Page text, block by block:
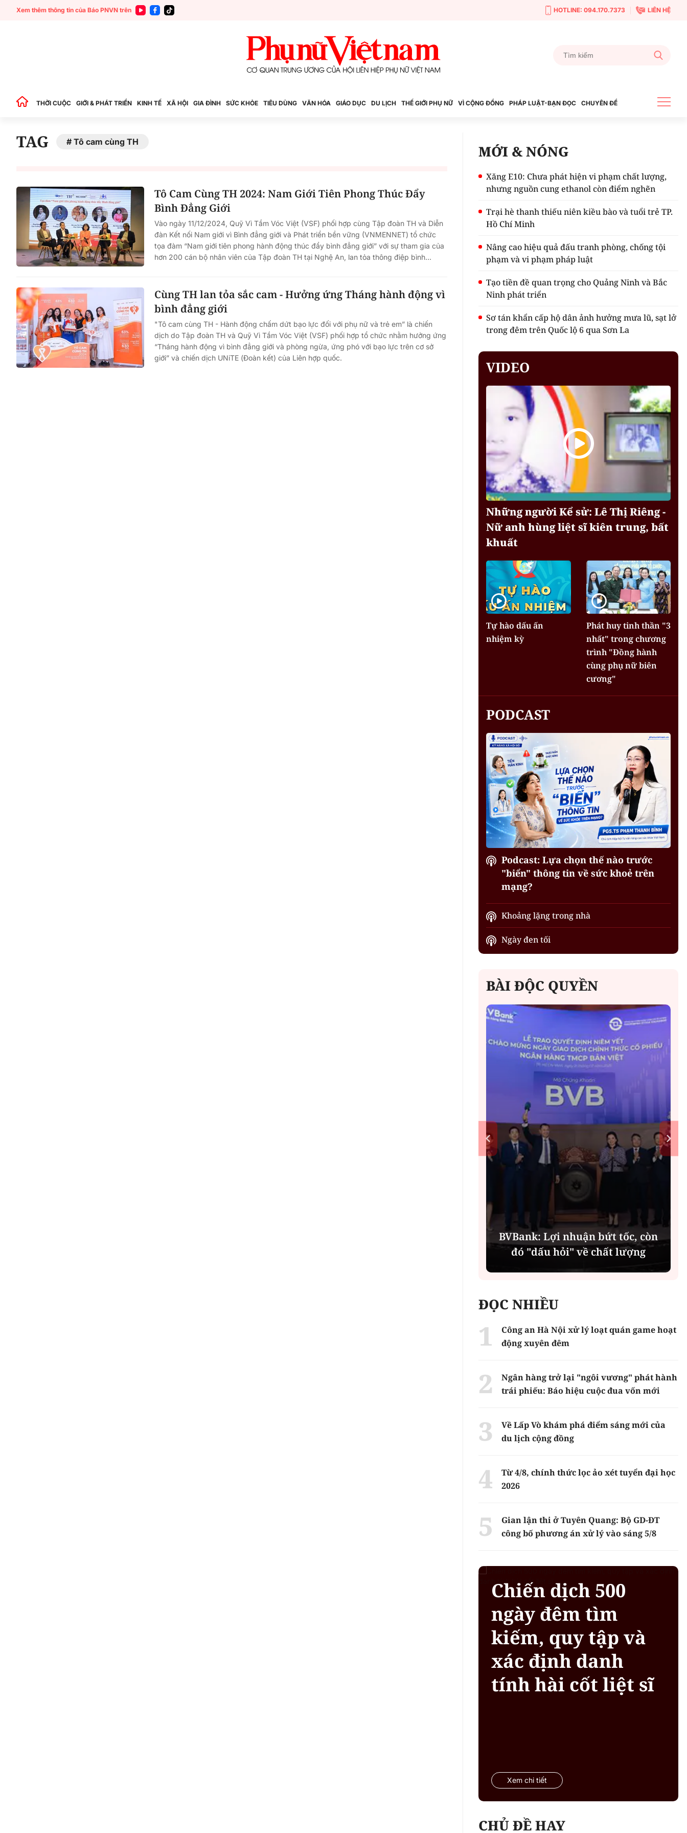
Xem thêm thông tin của Báo PNVN trên HOTLINE: 094.170.7373 LIÊN HỆ
THỜI CUỘC GIỚI & PHÁT TRIỂN KINH TẾ XÃ HỘI GIA ĐÌNH SỨC KHỎE TIÊU DÙNG VĂN HÓA GIÁO DỤC DU LỊCH THẾ GIỚI PHỤ NỮ VÌ CỘNG ĐỒNG PHÁP LUẬT-BẠN ĐỌC CHUYÊN ĐỀ
TAG Tô cam cùng TH
Tô Cam Cùng TH 2024: Nam Giới Tiên Phong Thúc Đẩy
Bình Đẳng Giới
Vào ngày 11/12/2024, Quỹ Vì Tầm Vóc Việt (VSF) phối hợp cùng Tập đoàn TH và Diễn
đàn Kết nối Nam giới vì Bình đẳng giới và Phát triển bền vững (VNMENNET) tổ chức
tọa đàm “Nam giới tiên phong hành động thúc đẩy bình đẳng giới” với sự tham gia của
hơn 200 cán bộ nhân viên của Tập đoàn TH tại Nghệ An, lan tỏa thông điệp bình...
Cùng TH lan tỏa sắc cam - Hưởng ứng Tháng hành động vì
bình đẳng giới
"Tô cam cùng TH - Hành động chấm dứt bạo lực đối với phụ nữ và trẻ em” là chiến
dịch do Tập đoàn TH và Quỹ Vì Tầm Vóc Việt (VSF) phối hợp tổ chức nhằm hưởng ứng
“Tháng hành động vì bình đẳng giới và phòng ngừa, ứng phó với bạo lực trên cơ sở
giới” và chiến dịch UNiTE (Đoàn kết) của Liên hợp quốc.
MỚI & NÓNG
Xăng E10: Chưa phát hiện vi phạm chất lượng,
nhưng nguồn cung ethanol còn điểm nghẽn
Trại hè thanh thiếu niên kiều bào và tuổi trẻ TP.
Hồ Chí Minh
Nâng cao hiệu quả đấu tranh phòng, chống tội
phạm và vi phạm pháp luật
Tạo tiền đề quan trọng cho Quảng Ninh và Bắc
Ninh phát triển
Sơ tán khẩn cấp hộ dân ảnh hưởng mưa lũ, sạt lở
trong đêm trên Quốc lộ 6 qua Sơn La
VIDEO
Những người Kể sử: Lê Thị Riêng -
Nữ anh hùng liệt sĩ kiên trung, bất
khuất
Tự hào dấu ấn
nhiệm kỳ
Phát huy tinh thần "3
nhất" trong chương
trình "Đồng hành
cùng phụ nữ biên
cương"
PODCAST
Podcast: Lựa chọn thế nào trước
"biển" thông tin về sức khoẻ trên
mạng?
Khoảng lặng trong nhà
Ngày đen tối
BÀI ĐỘC QUYỀN
BVBank: Lợi nhuận bứt tốc, còn
đó "dấu hỏi" về chất lượng
ĐỌC NHIỀU
Công an Hà Nội xử lý loạt quán game hoạt
động xuyên đêm
Ngân hàng trở lại "ngôi vương" phát hành
trái phiếu: Báo hiệu cuộc đua vốn mới
Về Lấp Vò khám phá điểm sáng mới của
du lịch cộng đồng
Từ 4/8, chính thức lọc ảo xét tuyển đại học
2026
Gian lận thi ở Tuyên Quang: Bộ GD-ĐT
công bố phương án xử lý vào sáng 5/8
Chiến dịch 500
ngày đêm tìm
kiếm, quy tập và
xác định danh
tính hài cốt liệt sĩ
Xem chi tiết
CHỦ ĐỀ HAY